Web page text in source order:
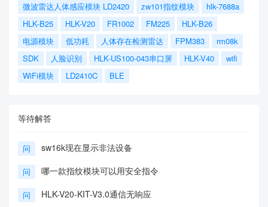
微波雷达人体感应模块 LD2420
zw101指纹模块
hlk-7688a
HLK-B25
HLK-V20 FR1002 FM225
HLK-B26
电源模块
低功耗 人体存在检测雷达 FPM383
rm08k
SDK
人脸识别 HLK-US100-043串口屏 HLK-V40
wifi
WiFi模块
LD2410C BLE
等待解答
问 sw16k现在显示非法设备
问 哪一款指纹模块可以用安全指令
问 HLK-V20-KIT-V3.0通信无响应